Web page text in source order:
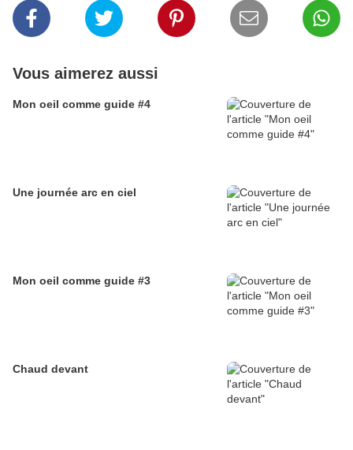
Vous aimerez aussi
Mon oeil comme guide #4
Une journée arc en ciel
Mon oeil comme guide #3
Chaud devant